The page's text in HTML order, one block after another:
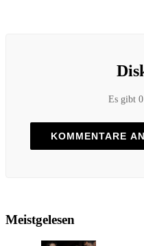
Es gibt
KOMMENTARE
Meistgelesen